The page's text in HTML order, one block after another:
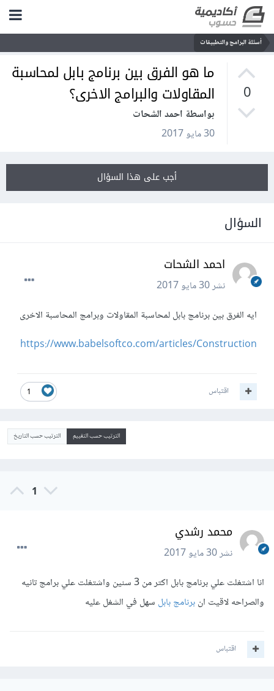
أسئلة البرامج والتطبيقات
0
ما هو الفرق بين برنامج بابل لمحاسبة
المقاولات والبرامج الاخرى؟
بواسطة احمد الشحات
30 مايو 2017
أجب على هذا السؤال
السؤال
احمد الشحات
نشر30 مايو 2017
ايه الفرق بين برنامج بابل لمحاسبة المقاولات وبرامج المحاسبة الاخرى
https://www.babelsoftco.com/articles/Construction
1 اقتباس
الترتيب حسب التقييم الترتيب حسب التاريخ
1
محمد رشدي
نشر30 مايو 2017
انا اشتغلت علي برنامج بابل اكتر من 3 سنين واشتغلت علي برامج تانيه
والصراحه لاقيت انبرنامج بابلسهل في الشغل عليه
اقتباس